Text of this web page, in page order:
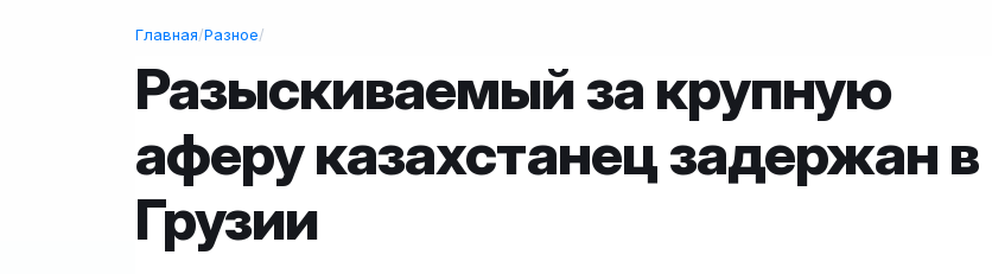
Главная/Разное/
Разыскиваемый за крупную
аферу казахстанец задержан в
Грузии